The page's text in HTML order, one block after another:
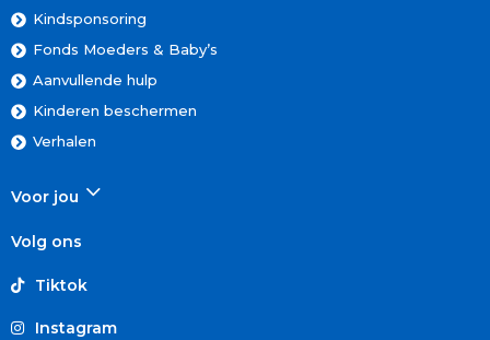
Kindsponsoring
Fonds Moeders & Baby’s
Aanvullende hulp
Kinderen beschermen
Verhalen
Voor jou
Volg ons
Tiktok
Instagram